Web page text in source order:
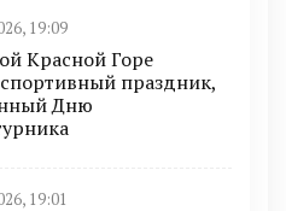
19:09
Красной Горе
праздник,
Дню
19:01